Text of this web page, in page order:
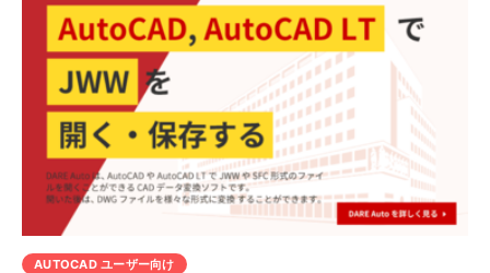
AUTOCAD ユーザー向け